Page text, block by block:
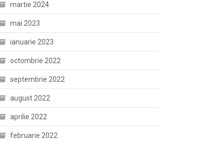
martie 2024
mai 2023
ianuarie 2023
octombrie 2022
septembrie 2022
august 2022
aprilie 2022
februarie 2022